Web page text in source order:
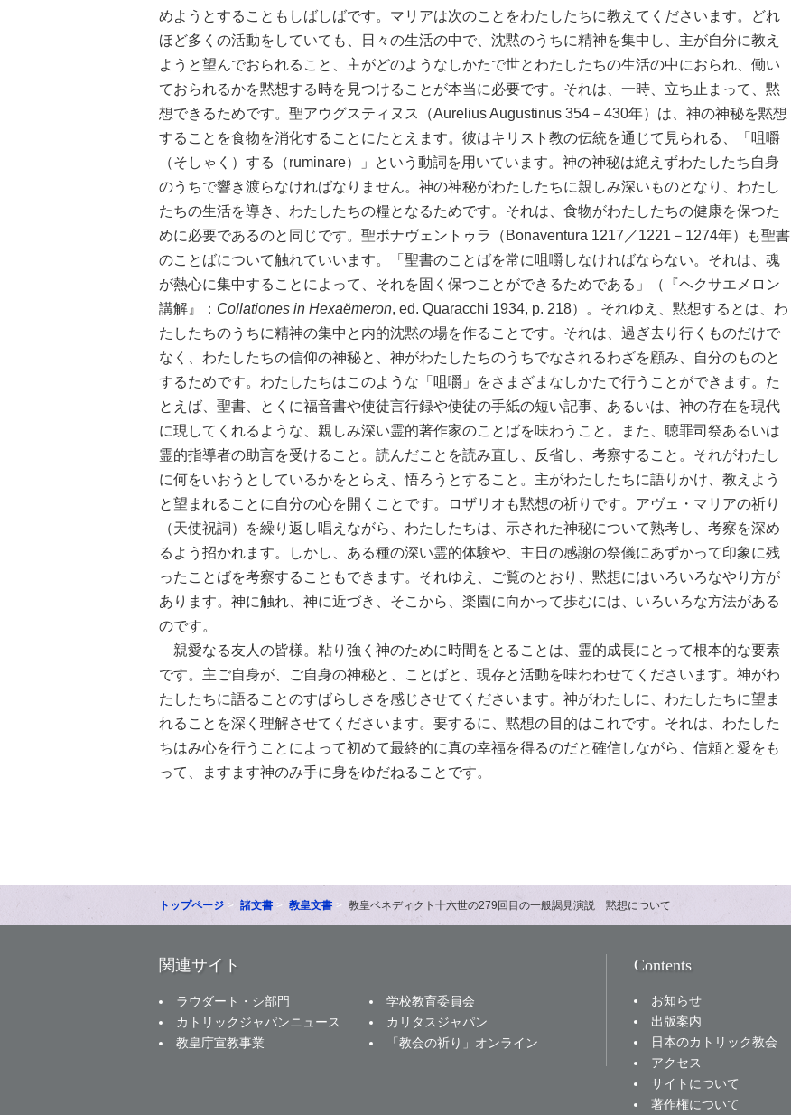
めようとすることもしばしばです。マリアは次のことをわたしたちに教えてくださいます。どれ
ほど多くの活動をしていても、日々の生活の中で、沈黙のうちに精神を集中し、主が自分に教え
ようと望んでおられること、主がどのようなしかたで世とわたしたちの生活の中におられ、働い
ておられるかを黙想する時を見つけることが本当に必要です。それは、一時、立ち止まって、黙
想できるためです。聖アウグスティヌス（Aurelius Augustinus 354－430年）は、神の神秘を黙想
することを食物を消化することにたとえます。彼はキリスト教の伝統を通じて見られる、「咀嚼
（そしゃく）する（ruminare）」という動詞を用いています。神の神秘は絶えずわたしたち自身
のうちで響き渡らなければなりません。神の神秘がわたしたちに親しみ深いものとなり、わたし
たちの生活を導き、わたしたちの糧となるためです。それは、食物がわたしたちの健康を保つた
めに必要であるのと同じです。聖ボナヴェントゥラ（Bonaventura 1217／1221－1274年）も聖書
のことばについて触れていいます。「聖書のことばを常に咀嚼しなければならない。それは、魂
が熱心に集中することによって、それを固く保つことができるためである」（『ヘクサエメロン
講解』： Collationes in Hexaëmeron, ed. Quaracchi 1934, p. 218）。それゆえ、黙想するとは、わ
たしたちのうちに精神の集中と内的沈黙の場を作ることです。それは、過ぎ去り行くものだけで
なく、わたしたちの信仰の神秘と、神がわたしたちのうちでなされるわざを顧み、自分のものと
するためです。わたしたちはこのような「咀嚼」をさまざまなしかたで行うことができます。た
とえば、聖書、とくに福音書や使徒言行録や使徒の手紙の短い記事、あるいは、神の存在を現代
に現してくれるような、親しみ深い霊的著作家のことばを味わうこと。また、聴罪司祭あるいは
霊的指導者の助言を受けること。読んだことを読み直し、反省し、考察すること。それがわたし
に何をいおうとしているかをとらえ、悟ろうとすること。主がわたしたちに語りかけ、教えよう
と望まれることに自分の心を開くことです。ロザリオも黙想の祈りです。アヴェ・マリアの祈り
（天使祝詞）を繰り返し唱えながら、わたしたちは、示された神秘について熟考し、考察を深め
るよう招かれます。しかし、ある種の深い霊的体験や、主日の感謝の祭儀にあずかって印象に残
ったことばを考察することもできます。それゆえ、ご覧のとおり、黙想にはいろいろなやり方が
あります。神に触れ、神に近づき、そこから、楽園に向かって歩むには、いろいろな方法がある
のです。
親愛なる友人の皆様。粘り強く神のために時間をとることは、霊的成長にとって根本的な要素
です。主ご自身が、ご自身の神秘と、ことばと、現存と活動を味わわせてくださいます。神がわ
たしたちに語ることのすばらしさを感じさせてくださいます。神がわたしに、わたしたちに望ま
れることを深く理解させてくださいます。要するに、黙想の目的はこれです。それは、わたした
ちはみ心を行うことによって初めて最終的に真の幸福を得るのだと確信しながら、信頼と愛をも
って、ますます神のみ手に身をゆだねることです。
トップページ 諸文書 教皇文書 教皇ベネディクト十六世の279回目の一般謁見演説 黙想について
関連サイト
ラウダート・シ部門
学校教育委員会
カトリックジャパンニュース
カリタスジャパン
教皇庁宣教事業
「教会の祈り」オンライン
Contents
お知らせ
出版案内
日本のカトリック教会
アクセス
サイトについて
著作権について